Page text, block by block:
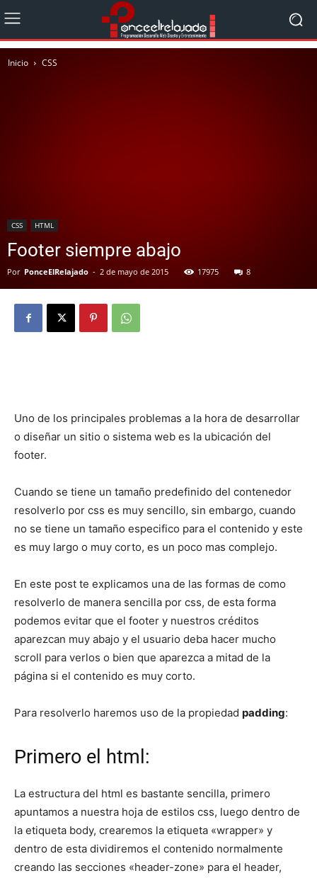
Inicio CSS
CSS HTML
Footer siempre abajo
Por PonceElRelajado - 2 de mayo de 2015 17975 8
Uno de los principales problemas a la hora de desarrollar
o diseñar un sitio o sistema web es la ubicación del
footer.
Cuando se tiene un tamaño predefinido del contenedor
resolverlo por css es muy sencillo, sin embargo, cuando
no se tiene un tamaño especifico para el contenido y este
es muy largo o muy corto, es un poco mas complejo.
En este post te explicamos una de las formas de como
resolverlo de manera sencilla por css, de esta forma
podemos evitar que el footer y nuestros créditos
aparezcan muy abajo y el usuario deba hacer mucho
scroll para verlos o bien que aparezca a mitad de la
página si el contenido es muy corto.
Para resolverlo haremos uso de la propiedad padding:
Primero el html:
La estructura del html es bastante sencilla, primero
apuntamos a nuestra hoja de estilos css, luego dentro de
la etiqueta body, crearemos la etiqueta «wrapper» y
dentro de esta dividiremos el contenido normalmente
creando las secciones «header-zone» para el header,